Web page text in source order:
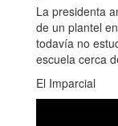
La presidenta
de un plantel
todavía no
escuela cerca
El Imparcial